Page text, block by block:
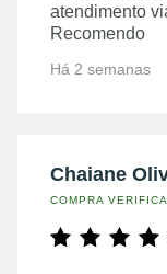
atendimento
Recomendo
Há 2 semanas
Chaiane
COMPRA